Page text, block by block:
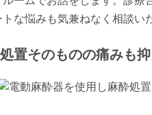
な悩みも気兼ねなく相談い
置そのものの痛みも